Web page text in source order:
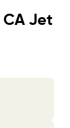
CA Jet